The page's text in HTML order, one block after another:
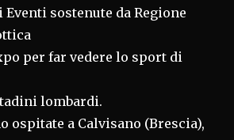
sostenute da Regione
per far vedere lo sport di
lombardi.
ospitate a Calvisano (Brescia),